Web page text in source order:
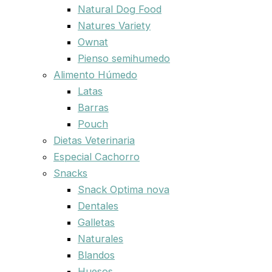
Natural Dog Food
Natures Variety
Ownat
Pienso semihumedo
Alimento Húmedo
Latas
Barras
Pouch
Dietas Veterinaria
Especial Cachorro
Snacks
Snack Optima nova
Dentales
Galletas
Naturales
Blandos